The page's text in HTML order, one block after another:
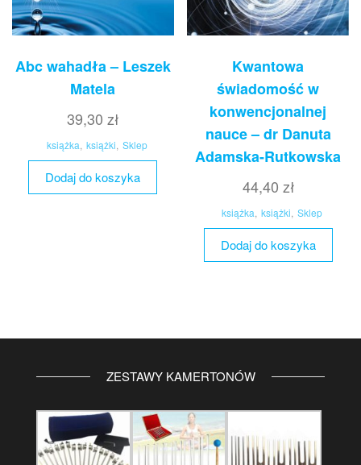
Abc wahadła – Leszek
Matela
39,30zł
książka, książki, Sklep
Dodaj do koszyka
Kwantowa
świadomość w
konwencjonalnej
nauce – dr Danuta
Adamska-Rutkowska
44,40 zł
książka, książki, Sklep
Dodaj do koszyka
ZESTAWY KAMERTONÓW